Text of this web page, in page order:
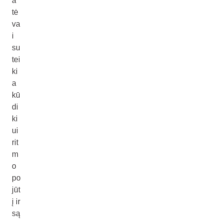
tė
va
i
su
tei
ki
a
kū
di
ki
ui
rit
m
o
po
jūt
į ir
są